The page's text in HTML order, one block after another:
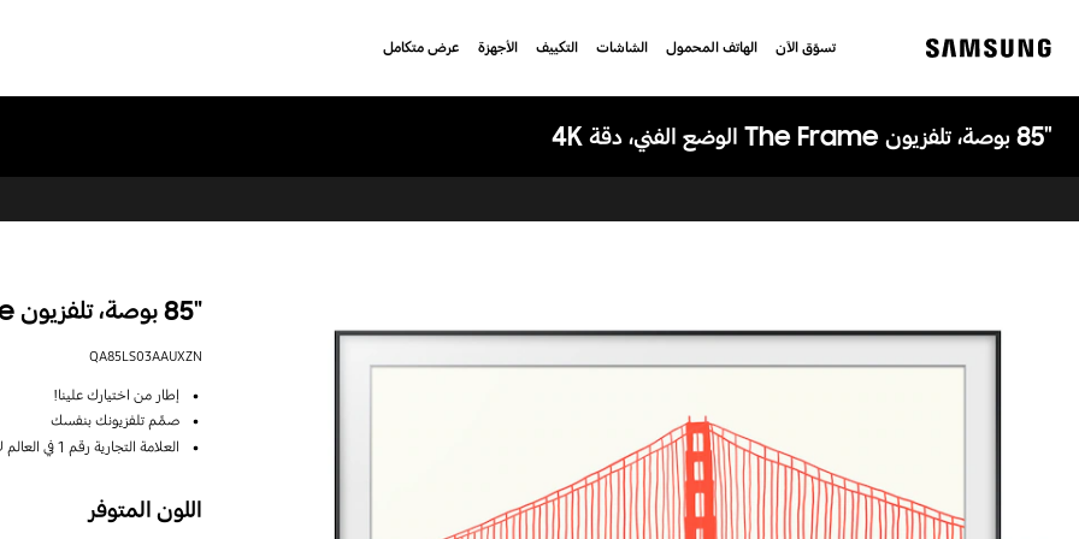
تسوّق الآن الهاتف المحمول الشاشات التكييف الأجهزة عرض متكامل
‎85"‎‎ بوصة، تلفزيون The Frame الوضع الفني، دقة 4K
‎85"‎‎ بوصة، تلفزيون The Frame الوضع الفني، دقة 4K
QA85LS03AAUXZN
إطار من اختيارك علينا!
صمِّم تلفزيونك بنفسك
العلامة التجارية رقم 1 في العالم لأجهزة التلفزيون لمدة 15 عامًا على التوالي
اللون المتوفر